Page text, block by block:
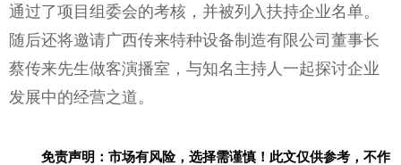
通过了项目组委会的考核，并被列入扶持企业名单。
随后还将邀请广西传来特种设备制造有限公司董事长
蔡传来先生做客演播室，与知名主持人一起探讨企业
发展中的经营之道。
免责声明：市场有风险，选择需谨慎！此文仅供参考，不作